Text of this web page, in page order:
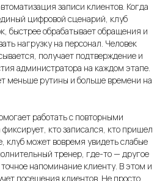
записи клиентов. Когда
цифровой сценарий, клуб
быстрее обрабатывает обращения и
нагрузку на персонал. Человек
получает подтверждение и
администратора на каждом этапе.
меньше рутины и больше времени на
работать с повторными
кто записался, кто пришел
клуб может вовремя увидеть слабые
тренер, где-то — другое
напоминание клиенту. В этом и
посещения клиентов. Не просто